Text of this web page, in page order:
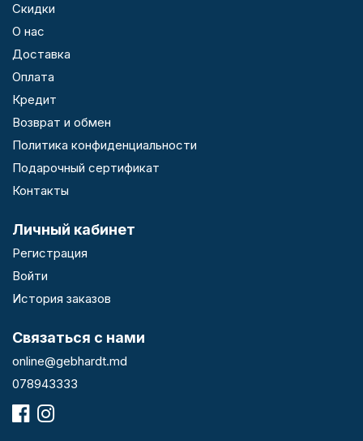
Скидки
О нас
Доставка
Оплата
Кредит
Возврат и обмен
Политика конфиденциальности
Подарочный сертификат
Контакты
Личный кабинет
Регистрация
Войти
История заказов
Связаться с нами
online@gebhardt.md
078943333